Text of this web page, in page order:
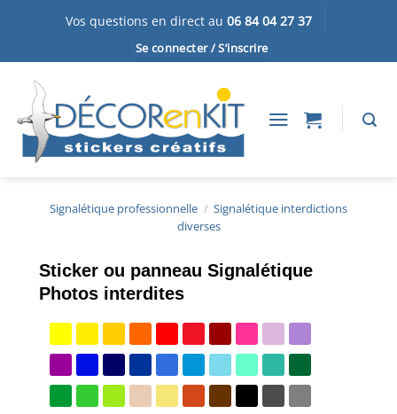
Vos questions en direct au 06 84 04 27 37
Se connecter / S’inscrire
Signalétique professionnelle / Signalétique interdictions
diverses
Sticker ou panneau Signalétique
Photos interdites